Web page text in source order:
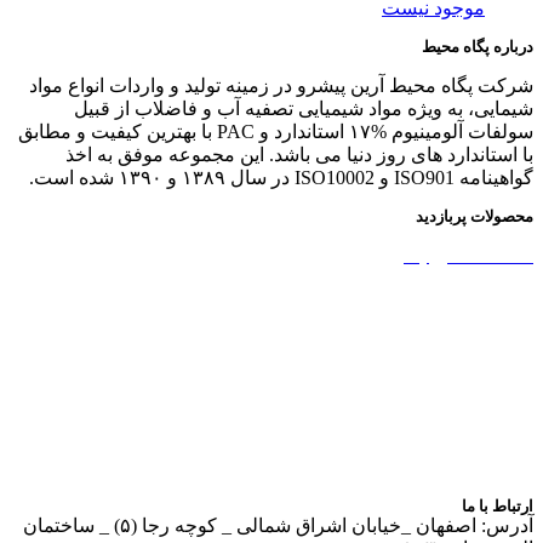
موجود نیست
درباره پگاه محیط
شرکت پگاه محیط آرین پیشرو در زمینه تولید و واردات انواع مواد
شیمایی، به ویژه مواد شیمیایی تصفیه آب و فاضلاب از قبیل
سولفات آلومینیوم %۱۷ استاندارد و PAC با بهترین کیفیت و مطابق
با استاندارد های روز دنیا می باشد. این مجموعه موفق به اخذ
گواهینامه ISO901 و ISO10002 در سال ۱۳۸۹ و ۱۳۹۰ شده است.
محصولات پربازدید
ارتباط با ما
آدرس: اصفهان _خیابان اشراق شمالی _ کوچه رجا (۵) _ ساختمان